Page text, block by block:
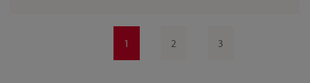
1 2 3